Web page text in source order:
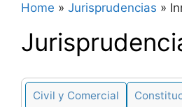
Home » Jurisprudencias »
Civil y Comercial